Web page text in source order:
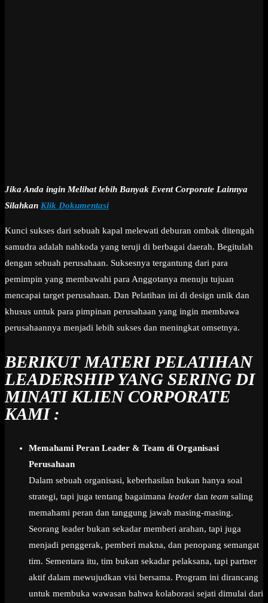
Jika Anda ingin Melihat lebih Banyak Event Corporate Lainnya
Silahkan Klik Dokumentasi
Kunci sukses dari sebuah kapal melewati deburan ombak ditengah
samudra adalah nahkoda yang teruji di berbagai daerah. Begitulah
dengan sebuah perusahaan. Suksesnya tergantung dari para
pemimpin yang membawahi para Anggotanya menuju tujuan
mencapai target perusahaan. Dan Pelatihan ini di design unik dan
khusus untuk para pimpinan perusahaan yang ingin membawa
perusahaannya menjadi lebih sukses dan meningkat omsetnya.
BERIKUT MATERI PELATIHAN
LEADERSHIP YANG SERING DI
MINATI KLIEN CORPORATE
KAMI :
Memahami Peran Leader & Team di Organisasi
Perusahaan
Dalam sebuah organisasi, keberhasilan bukan hanya soal
strategi, tapi juga tentang bagaimana leader dan team saling
memahami peran dan tanggung jawab masing-masing.
Seorang leader bukan sekadar memberi arahan, tapi juga
menjadi penggerak, pemberi makna, dan penopang semangat
tim. Sementara itu, tim bukan sekadar pelaksana, tapi partner
aktif dalam mewujudkan visi bersama. Program ini dirancang
untuk membuka wawasan bahwa kolaborasi sejati dimulai dari